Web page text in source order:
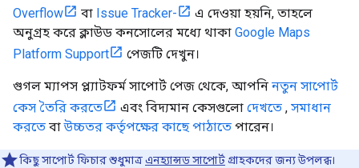
Overflow
বা Issue Tracker-
এ দেওয়া হয়নি, তাহলে
অনুগ্রহ করে ক্লাউড কনসোলের মধ্যে থাকা Google Maps
Platform Support
পেজটি দেখুন।
গুগল ম্যাপস প্ল্যাটফর্ম সাপোর্ট পেজ থেকে, আপনি নতুন সাপোর্ট
কেস তৈরি করতে
এবং বিদ্যমান কেসগুলো দেখতে , সমাধান
করতে বাউচ্চতর কর্তৃপক্ষের কাছে পাঠাতে পারেন।
কিছু সাপোর্ট ফিচার শুধুমাত্র এনহ্যান্সড সাপোর্ট গ্রাহকদের জন্য উপলব্ধ।